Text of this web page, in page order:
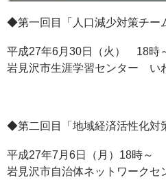
◆第一回目「人口減少対策チー
平成27年6月30日（火） 18時
岩見沢市生涯学習センター い
◆第二回目「地域経済活性化対
平成27年7月6日（月）18時～
岩見沢市自治体ネットワークセ